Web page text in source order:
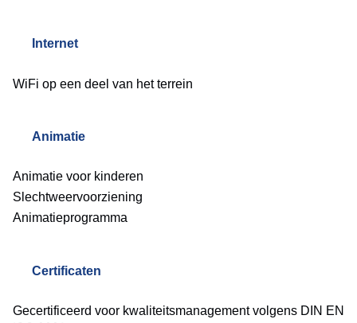
Internet
WiFi op een deel van het terrein
Animatie
Animatie voor kinderen
Slechtweervoorziening
Animatieprogramma
Certificaten
Gecertificeerd voor kwaliteitsmanagement volgens DIN EN